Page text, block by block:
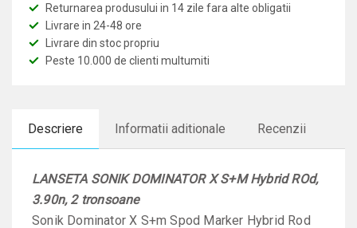
Returnarea produsului in 14 zile fara alte obligatii
Livrare in 24-48 ore
Livrare din stoc propriu
Peste 10.000 de clienti multumiti
Descriere Informatii aditionale Recenzii
LANSETA SONIK DOMINATOR X S+M Hybrid ROd,
3.90n, 2 tronsoane
Sonik Dominator X S+m Spod Marker Hybrid Rod